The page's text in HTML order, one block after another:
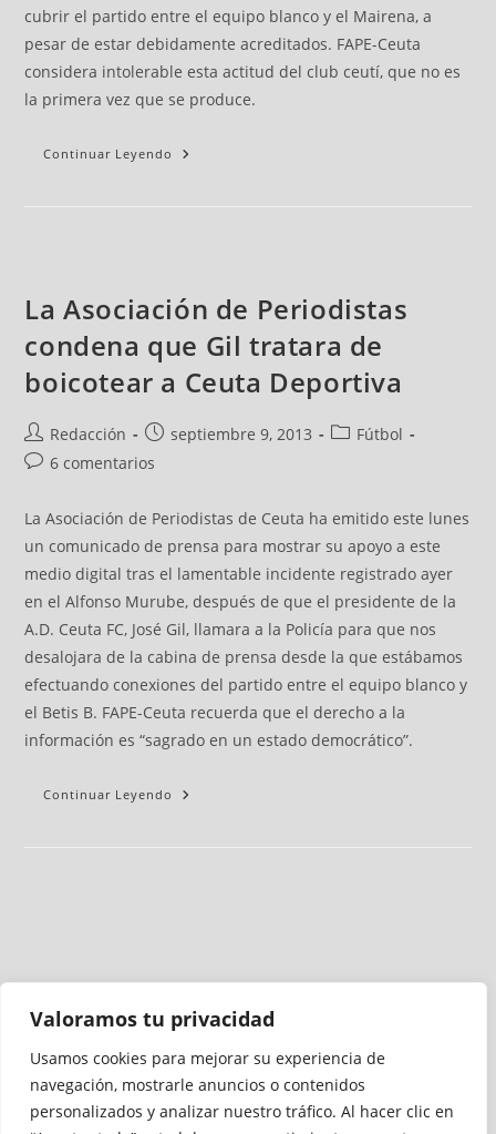
Valoramos tu privacidad
Usamos cookies para mejorar su experiencia de
navegación, mostrarle anuncios o contenidos
personalizados y analizar nuestro tráfico. Al hacer clic en
cubrir el partido entre el equipo blanco y el Mairena, a
pesar de estar debidamente acreditados. FAPE-Ceuta
considera intolerable esta actitud del club ceutí, que no es
la primera vez que se produce.
Continuar Leyendo
La Asociación de Periodistas
condena que Gil tratara de
boicotear a Ceuta Deportiva
Redacción septiembre 9, 2013
Fútbol
6 comentarios
La Asociación de Periodistas de Ceuta ha emitido este lunes
un comunicado de prensa para mostrar su apoyo a este
medio digital tras el lamentable incidente registrado ayer
en el Alfonso Murube, después de que el presidente de la
A.D. Ceuta FC, José Gil, llamara a la Policía para que nos
desalojara de la cabina de prensa desde la que estábamos
efectuando conexiones del partido entre el equipo blanco y
el Betis B. FAPE-Ceuta recuerda que el derecho a la
información es “sagrado en un estado democrático”.
Continuar Leyendo
Medio auditado por